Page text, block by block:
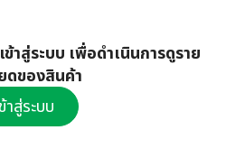
าสู่ระบบ เพื่อดำเนินการดูราย
ดของสินค้า
าสู่ระบบ